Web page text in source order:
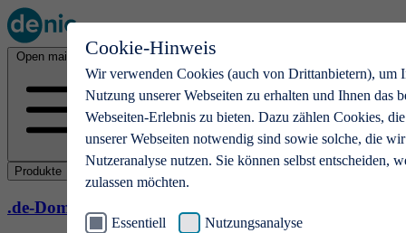
Cookie-Hinweis
Wir verwenden Cookies (auch von Drittanbietern), um
Nutzung unserer Webseiten zu erhalten und Ihnen das
Webseiten-Erlebnis zu bieten. Dazu zählen Cookies,
unserer Webseiten notwendig sind sowie solche, die
Nutzeranalyse nutzen. Sie können selbst entscheiden,
zulassen möchten.
Essentiell Nutzungsanalyse
Open main menu
Produkte
.de-Domains